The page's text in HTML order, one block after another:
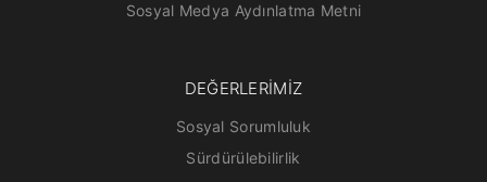
Sosyal Medya Aydınlatma Metni
DEĞERLERİMİZ
Sosyal Sorumluluk
Sürdürülebilirlik